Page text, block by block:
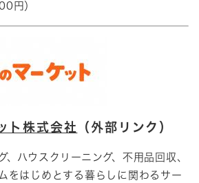
円）
ト株式会社 （外部リンク）
、ハウスクリーニング、不用品回収、
をはじめとする暮らしに関わるサー